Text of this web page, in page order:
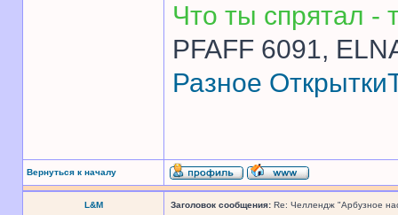
Что ты спрятал -
PFAFF 6091,
Разное Открытки
Вернуться к началу
L&M Заголовок сообщения: Re: Челлендж "Арбузное